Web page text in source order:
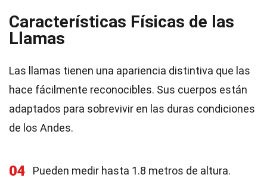
Características Físicas de las
Llamas
Las llamas tienen una apariencia distintiva que las
hace fácilmente reconocibles. Sus cuerpos están
adaptados para sobrevivir en las duras condiciones
de los Andes.
04 Pueden medir hasta 1.8 metros de altura.